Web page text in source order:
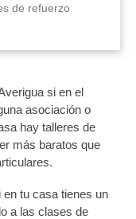
de refuerzo
si en el
asociación o
hay talleres de
más baratos que
en tu casa tienes un
a las clases de